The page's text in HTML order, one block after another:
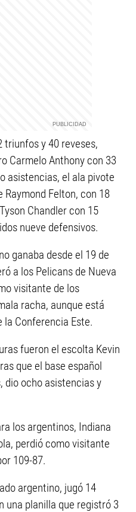
triunfos y 40 reveses,
Carmelo Anthony con 33
asistencias, el ala pivote
Raymond Felton, con 18
Chandler con 15
nueve defensivos.
ganaba desde el 19 de
a los Pelicans de Nueva
visitante de los
racha, aunque está
la Conferencia Este.
fueron el escolta Kevin
que el base español
dio ocho asistencias y
los argentinos, Indiana
perdió como visitante
109-87.
argentino, jugó 14
una planilla que registró 3